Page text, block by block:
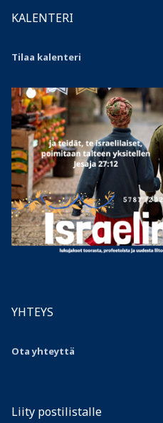
KALENTERI
Tilaa kalenteri
YHTEYS
Ota yhteyttä
Liity postilistalle